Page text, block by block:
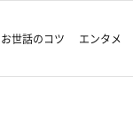
お世話のコツ エンタメ